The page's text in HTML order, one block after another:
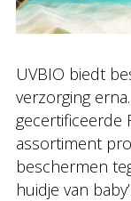
UVBIO biedt
verzorging
gecertificeerde
assortiment
beschermen
huidje van